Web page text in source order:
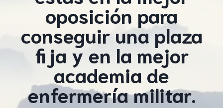
oposición para
conseguir una plaza
fija y en la mejor
academia de
enfermería militar.